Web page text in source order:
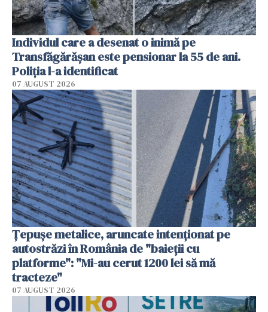
Individul care a desenat o inimă pe
Transfăgărășan este pensionar la 55 de ani.
Poliția l-a identificat
07 AUGUST 2026
Țepușe metalice, aruncate intenționat pe
autostrăzi în România de "baieții cu
platforme": "Mi-au cerut 1200 lei să mă
tracteze"
07 AUGUST 2026